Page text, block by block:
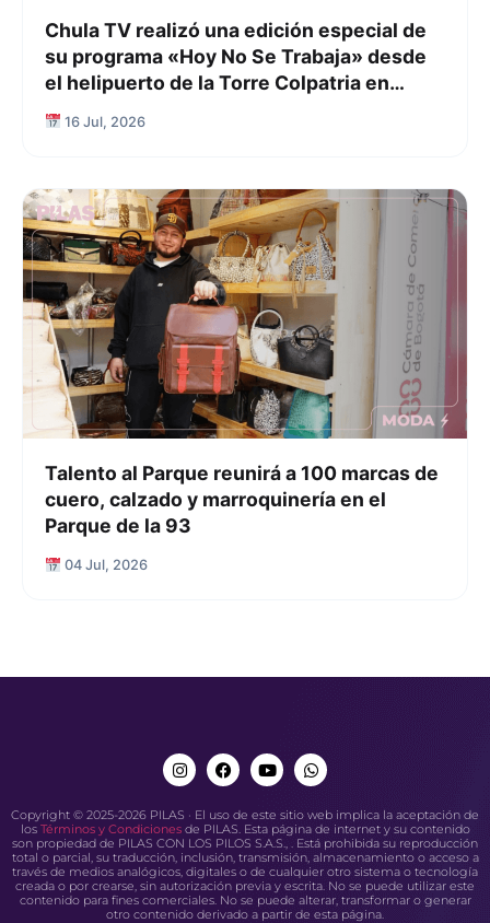
Chula TV realizó una edición especial de
su programa «Hoy No Se Trabaja» desde
el helipuerto de la Torre Colpatria en
Bogotá
16 Jul, 2026
Talento al Parque reunirá a 100 marcas de
cuero, calzado y marroquinería en el
Parque de la 93
04 Jul, 2026
Copyright © 2025-2026 PILAS · El uso de este sitio web implica la aceptación de
los Términos y Condicionesde PILAS. Esta página de internet y su contenido
son propiedad de PILAS CON LOS PILOS S.A.S., . Está prohibida su reproducción
total o parcial, su traducción, inclusión, transmisión, almacenamiento o acceso a
través de medios analógicos, digitales o de cualquier otro sistema o tecnología
creada o por crearse, sin autorización previa y escrita. No se puede utilizar este
contenido para fines comerciales. No se puede alterar, transformar o generar
otro contenido derivado a partir de esta página.